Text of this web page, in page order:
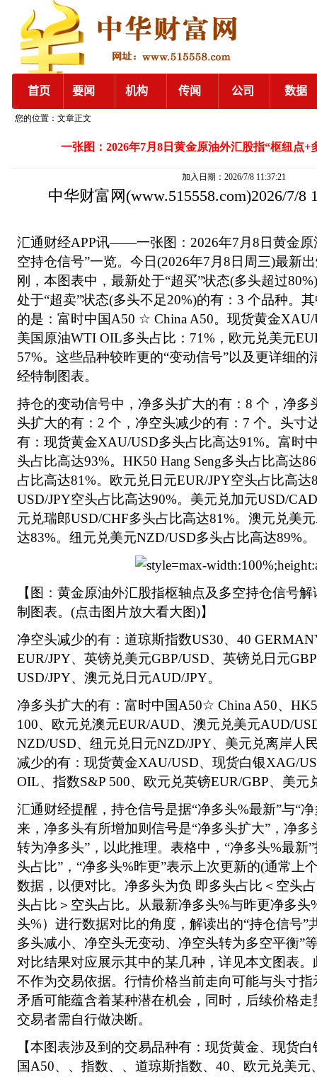
您的位置：文章正文
一张图：2026年7月8日黄金原油外汇股指“枢纽点+
加入日期：2026/7/8 11:37:21
中华财富网 (www.515558.com)2026/7/8
汇通财经APP讯——一张图：2026年7月8日黄金原
空持仓信号”一览。今日(2026年7月8日周三)最新
刚，本图表中，最新处于“超买”状态(多头超过
处于“超卖”状态(多头不足20%)的有：3 个品种。
的是：富时中国A50 ☆ China A50。现货黄金
美国原油WTI OIL多头占比：71%，欧元兑美元
57%。这些品种较昨更的“变动信号”以及更详细的
经特制图表。
持仓的变动信号中，净多头扩大的有：8 个，净多
头扩大的有：2 个，净空头减少的有：7 个。头寸
有：现货黄金XAU/USD多头占比高达91%。富时
头占比高达93%。HK50 Hang Seng多头占比高达
占比高达81%。欧元兑日元EUR/JPY空头占比高达
USD/JPY空头占比高达90%。美元兑加元USD/
元兑瑞郎USD/CHF多头占比高达81%。澳元兑美
达83%。纽元兑美元NZD/USD多头占比高达89%。
【图：黄金原油外汇股指枢轴点及多空持仓信号
制图表。(点击图片放大看大图)】
净空头减少的有：道琼斯指数US30、40
EUR/JPY、英镑兑美元GBP/USD、英镑兑日元
USD/JPY、澳元兑日元AUD/JPY。
净多头扩大的有：富时中国A50☆ China A50、
100、欧元兑澳元EUR/AUD、澳元兑美元AUD/
NZD/USD、纽元兑日元NZD/JPY、美元兑离岸人
减少的有：现货黄金XAU/USD、现货白银XAG/
OIL、指数S&P 500、欧元兑英镑EUR/GBP、美元
汇通财经提醒，持仓信号是据“净多头%最新”与“
来，净多头有所增加则信号是“净多头扩大”，净多
转为净多头”，以此推理。表格中，“净多头%最新
头占比”，“净多头%昨更”表示上次更新的(通常上
数据，以便对比。净多头为负 即多头占比＜空头
头占比＞空头占比。从最新净多头%与昨更净多头
头%）进行数据对比的角度，解读出的“持仓信号”
多头减小、净空头无变动、净空头转为多空平衡”
对比结果对应展示其中的某几种，详见本文图表
不作为交易依据。行情价格当前走向可能与头寸
矛盾可能蕴含着某种潜在机会，同时，后续价格
交易者需自行做决断。
【本图表涉及到的交易品种有：现货黄金、现货
国A50、、指数、、道琼斯指数、40、欧元兑美